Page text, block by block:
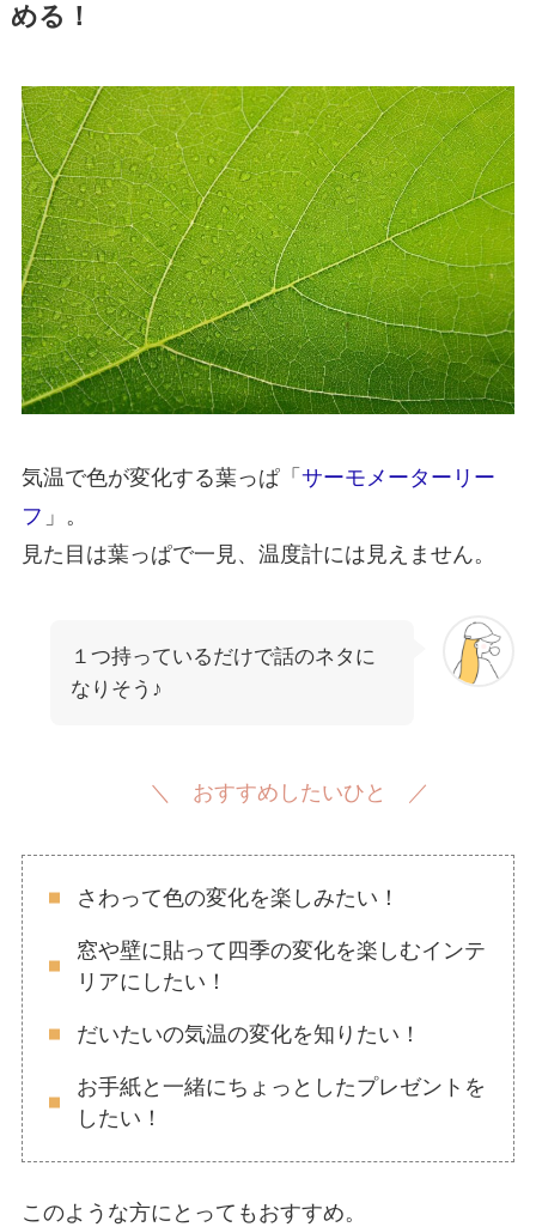
める！
気温で色が変化する葉っぱ「 サーモメーターリー
フ 」。
見た目は葉っぱで一見、温度計には見えません。
１つ持っているだけで話のネタに
なりそう♪
＼ おすすめしたいひと ／
さわって色の変化を楽しみたい！
窓や壁に貼って四季の変化を楽しむインテ
リアにしたい！
だいたいの気温の変化を知りたい！
お手紙と一緒にちょっとしたプレゼントを
したい！
このような方にとってもおすすめ。